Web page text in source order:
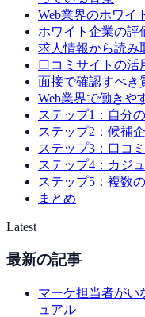
Web業界のホワイ
ホワイト企業の評
求人情報から読み
口コミサイトの活
面接で確認すべき
Web業界で働きや
ステップ1：自分
ステップ2：候補
ステップ3：口コ
ステップ4：カジ
ステップ5：複数
まとめ
Latest
最新の記事
マーケ担当者がい
ュアル